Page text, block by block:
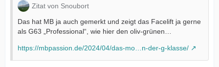
Zitat von Snoubort
Das hat MB ja auch gemerkt und zeigt das Facelift ja gerne
als G63 „Professional“, wie hier den oliv-grünen…
https://mbpassion.de/2024/04/das-mo…n-der-g-klasse/